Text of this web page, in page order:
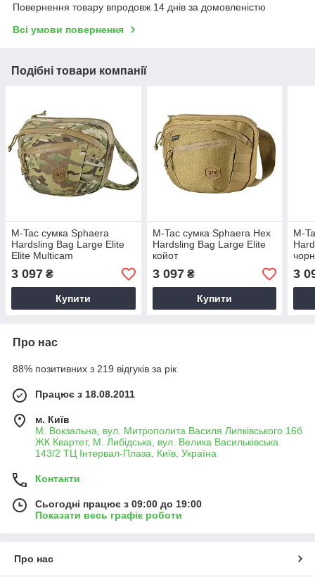
Повернення товару впродовж 14 днів за домовленістю
Всі умови повернення
Подібні товари компанії
M-Tac сумка Sphaera
Hardsling Bag Large Elite
Elite Multicam
3 097 ₴
Купити
M-Tac сумка Sphaera Hex
Hardsling Bag Large Elite
койот
3 097₴
Купити
M-
3
Про нас
88% позитивних з 219 відгуків за рік
Працює з 18.08.2011
м. Київ
М. Вокзальна, вул. Митрополита Василя Липківського 16б
ЖК Квартет, М. Либідська, вул. Велика Васильківська
143/2 ТЦ Інтервал-Плаза, Київ, Україна
Контакти
Сьогодні працює з 09:00 до 19:00
Показати весь графік роботи
Про нас